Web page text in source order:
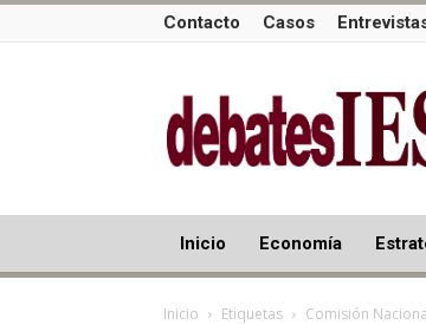
Contacto Casos
Inicio Economía
Inicio Etiquetas Comisión